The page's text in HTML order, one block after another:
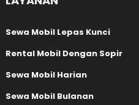
Sewa Mobil Lepas Kunci
Rental Mobil Dengan Sopir
Sewa Mobil Harian
Sewa Mobil Bulanan